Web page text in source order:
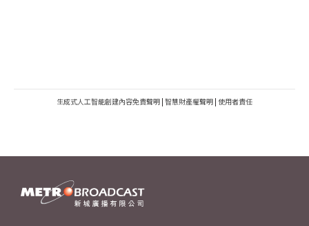
生成式人工智能創建內容免責聲明 | 智慧財產權聲明 | 使用者責任